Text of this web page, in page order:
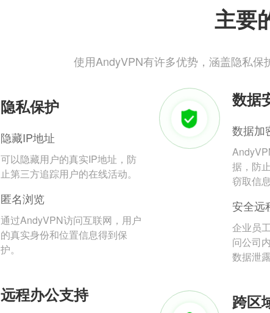
主要
使用AndyVPN有许多优势，涵盖隐私
隐私保护
隐藏IP地址
可以隐藏用户的真实IP地址，防
止第三方追踪用户的在线活动。
匿名浏览
通过AndyVPN访问互联网，用户
的真实身份和位置信息得到保
护。
数据
数据加
据，防
窃取信息
安全远
企业员
问公司
数据泄露
远程办公支持 跨区